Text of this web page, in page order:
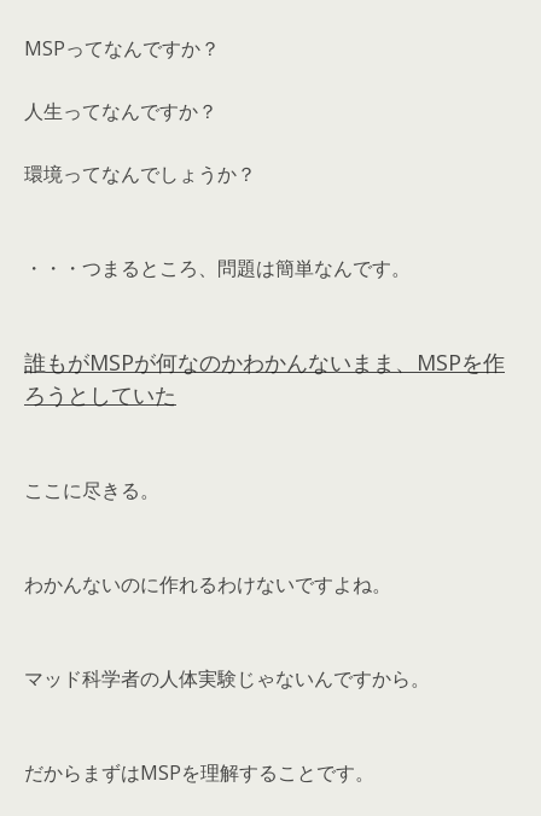
MSPってなんですか？
人生ってなんですか？
環境ってなんでしょうか？
・・・つまるところ、問題は簡単なんです。
誰もがMSPが何なのかわかんないまま、MSPを作
ろうとしていた
ここに尽きる。
わかんないのに作れるわけないですよね。
マッド科学者の人体実験じゃないんですから。
だからまずはMSPを理解することです。